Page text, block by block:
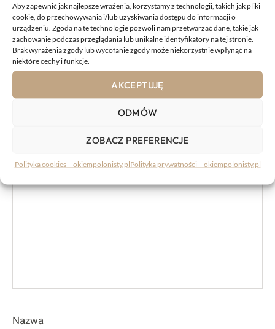
Aby zapewnić jak najlepsze wrażenia, korzystamy z technologii, takich jak pliki
cookie, do przechowywania i/lub uzyskiwania dostępu do informacji o
urządzeniu. Zgoda na te technologie pozwoli nam przetwarzać dane, takie jak
zachowanie podczas przeglądania lub unikalne identyfikatory na tej stronie.
Brak wyrażenia zgody lub wycofanie zgody może niekorzystnie wpłynąć na
niektóre cechy i funkcje.
AKCEPTUJĘ
ODMÓW
ZOBACZ PREFERENCJE
Polityka cookies – okiempolonisty.plPolityka prywatności – okiempolonisty.pl
UDOSTĘPNIJ
KOMENTARZE:
Nazwa